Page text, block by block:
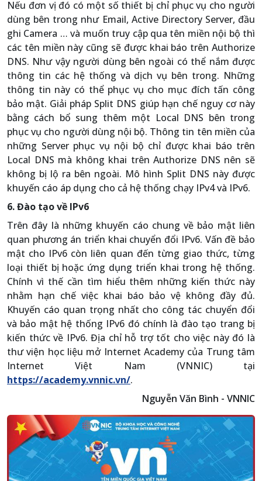
Nếu đơn vị đó có một số thiết bị chỉ phục vụ cho người
dùng bên trong như Email, Active Directory Server, đầu
ghi Camera … và muốn truy cập qua tên miền nội bộ thì
các tên miền này cũng sẽ được khai báo trên Authorize
DNS. Như vậy người dùng bên ngoài có thể nắm được
thông tin các hệ thống và dịch vụ bên trong. Những
thông tin này có thể phục vụ cho mục đích tấn công
bảo mật. Giải pháp Split DNS giúp hạn chế nguy cơ này
bằng cách bổ sung thêm một Local DNS bên trong
phục vụ cho người dùng nội bộ. Thông tin tên miền của
những Server phục vụ nội bộ chỉ được khai báo trên
Local DNS mà không khai trên Authorize DNS nên sẽ
không bị lộ ra bên ngoài. Mô hình Split DNS này được
khuyến cáo áp dụng cho cả hệ thống chạy IPv4 và IPv6.
6. Đào tạo về IPv6
Trên đây là những khuyến cáo chung về bảo mật liên
quan phương án triển khai chuyển đổi IPv6. Vấn đề bảo
mật cho IPv6 còn liên quan đến từng giao thức, từng
loại thiết bị hoặc ứng dụng triển khai trong hệ thống.
Chính vì thế cần tìm hiểu thêm những kiến thức này
nhằm hạn chế việc khai báo bảo vệ không đầy đủ.
Khuyến cáo quan trọng nhất cho công tác chuyển đổi
và bảo mật hệ thống IPv6 đó chính là đào tạo trang bị
kiến thức về IPv6. Địa chỉ hỗ trợ tốt cho việc này đó là
thư viện học liệu mở Internet Academy của Trung tâm
Internet Việt Nam (VNNIC) tại
https://academy.vnnic.vn/.
Nguyễn Văn Bình - VNNIC